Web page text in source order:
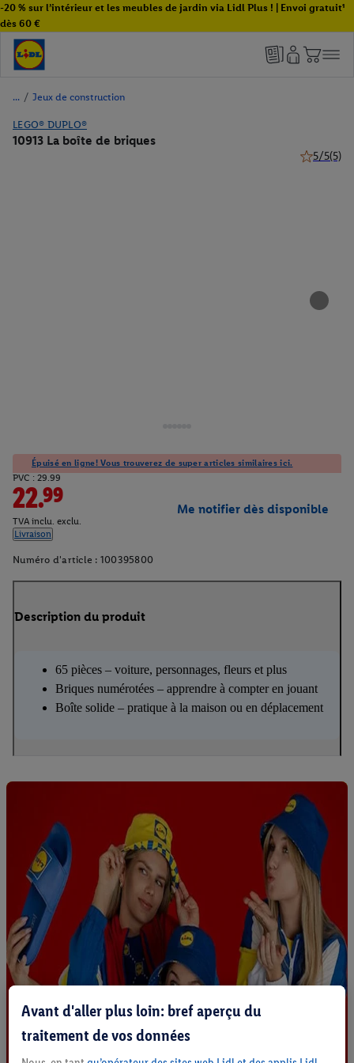
-20 % sur l’intérieur et les meubles de jardin via Lidl Plus ! | Envoi gratuit¹
dès 60 €
/ Jeux de construction
LEGO® DUPLO®
10913 La boîte de briques
5/5(5)
Épuisé en ligne! Vous trouverez de super articles similaires ici.
PVC : 29.99
22.99
TVA inclu. exclu.
Livraison
Me notifier dès disponible
Numéro d'article : 100395800
Description du produit
65 pièces – voiture, personnages, fleurs et plus
Briques numérotées – apprendre à compter en jouant
Boîte solide – pratique à la maison ou en déplacement
Avant d'aller plus loin: bref aperçu du
traitement de vos données